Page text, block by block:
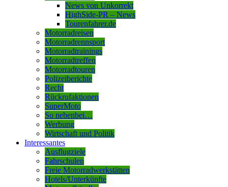
News von Unkorrekt
HighSide-PR – News
Tourenfahrer.de
Motorradreisen
Motorradrennsport
Motorradtrainings
Motorradtreffen
Motorradtouren
Polizeiberichte
Recht
Rückrufaktionen
SuperMoto
So nebenbei…
Werbung
Wirtschaft und Politik
Interessantes
Ausflugziele
Fahrschulen
Freie Motorradwerkstätten
Hotels/Unterkünfte